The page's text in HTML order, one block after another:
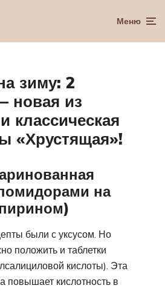
Меню
зиму: 2
новая из
классическая
«Хрустящая»!
на
были с уксусом. Но
положить и таблетки
кислоты). Эта
повышает кислотность в